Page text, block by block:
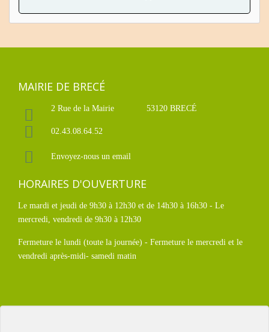
MAIRIE DE BRECÉ
2 Rue de la Mairie 53120 BRECÉ
02.43.08.64.52
Envoyez-nous un email
HORAIRES D'OUVERTURE
Le mardi et jeudi de 9h30 à 12h30 et de 14h30 à 16h30 - Le
mercredi, vendredi de 9h30 à 12h30
Fermeture le lundi (toute la journée) - Fermeture le mercredi et le
vendredi après-midi- samedi matin